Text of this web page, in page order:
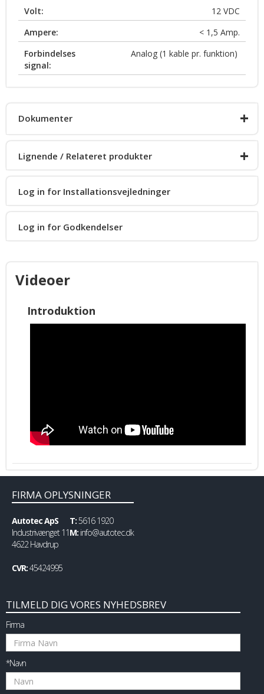
Dokumenter +
Produkt info
Lignende / Relateret produkter +
ILS Low-Profile
Log in for Installationsvejledninger
Log in for Godkendelser
Volt:
12 VDC
Ampere:
< 1,5 Amp.
Forbindelses
signal:
Analog (1 kable pr. funktion)
Videoer
Introduktion
FIRMA OPLYSNINGER
Autotec ApS
Industrivænget 11
4622 Havdrup
CVR:45424995
T:5616 1920
M: info@autotec.dk
TILMELD DIG VORES NYHEDSBREV
Firma
*Navn